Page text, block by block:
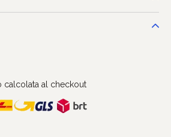
calcolata al checkout